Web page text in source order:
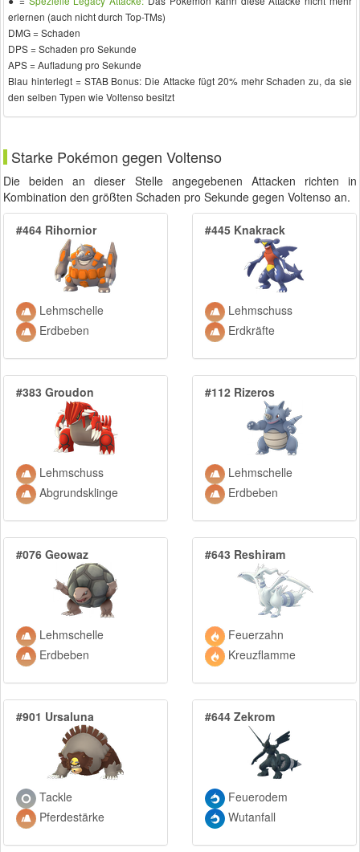
erlernen (auch nicht durch Top-TMs)
DMG = Schaden
DPS = Schaden pro Sekunde
APS = Aufladung pro Sekunde
Blau hinterlegt = STAB Bonus: Die Attacke fügt 20% mehr Schaden zu, da sie
den selben Typen wie Voltenso besitzt
Starke Pokémon gegen Voltenso
Die beiden an dieser Stelle angegebenen Attacken richten in
Kombination den größten Schaden pro Sekunde gegen Voltenso an.
#464 Rihornior
Lehmschelle
Erdbeben
#445 Knakrack
Lehmschuss
Erdkräfte
#383 Groudon
Lehmschuss
Abgrundsklinge
#112 Rizeros
Lehmschelle
Erdbeben
#076 Geowaz
Lehmschelle
Erdbeben
#643 Reshiram
Feuerzahn
Kreuzflamme
#901 Ursaluna
Tackle
Pferdestärke
#644 Zekrom
Feuerodem
Wutanfall